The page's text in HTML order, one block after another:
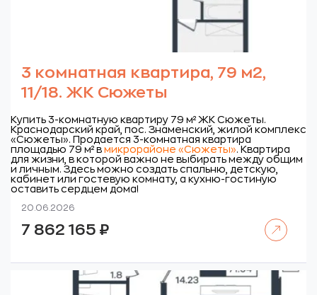
3 комнатная квартира, 79 м2,
11/18. ЖК Сюжеты
Купить 3-комнатную квартиру 79 м² ЖК Сюжеты.
Краснодарский край, пос. Знаменский, жилой комплекс
«Сюжеты». Продается 3-комнатная квартира
площадью 79 м² в микрорайоне «Сюжеты». Квартира
для жизни, в которой важно не выбирать между общим
и личным. Здесь можно создать спальню, детскую,
кабинет или гостевую комнату, а кухню-гостиную
оставить сердцем дома!
20.06.2026
7 862 165 ₽